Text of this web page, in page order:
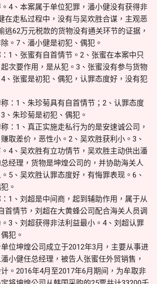
4、本案属于单位犯罪，潘小健没有获得非
在走私过程中，没有与吴欢胜合谋，主观恶
逃62万元税款的货物没有通关环节的证据，
。7、潘小健是初犯、偶犯。
1、张蜜有自首情节。2、张蜜在本案中只
次要作用，是从犯。3、张蜜没有参与货物
、张蜜是初犯、偶犯，认罪态度好，没有犯
：1、朱珍菊具有自首情节；2、认罪态度
、朱珍菊是初犯、偶犯。
：1、真正实施走私行为的是安速诚公司，
取差价，恶性小。2、吴欢胜获利小。3、
4、吴欢胜有立功情节，吴欢胜主动供出潘
经理，货物是坤煌公司的，并协助海关人
5、吴欢胜认罪态度好，有悔罪表现。6、
。
1、刘超是中间商，起到辅助作用，属于从
首情节，刘超在大黄蜂公司配合海关人员调
3、刘超获得非法利益最小。4、刘超认罪
犯。
位坤煌公司成立于2012年3月，主要从事进
小健任总经理，被告人张蜜任外贸销售，
。2016年4月至2017年6月期间，为牟取非